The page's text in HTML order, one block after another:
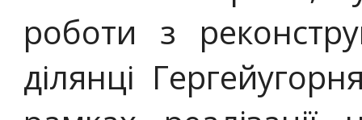
роботи з
ділянці